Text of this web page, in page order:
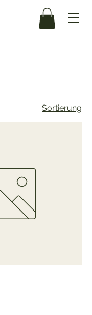
Sortierung